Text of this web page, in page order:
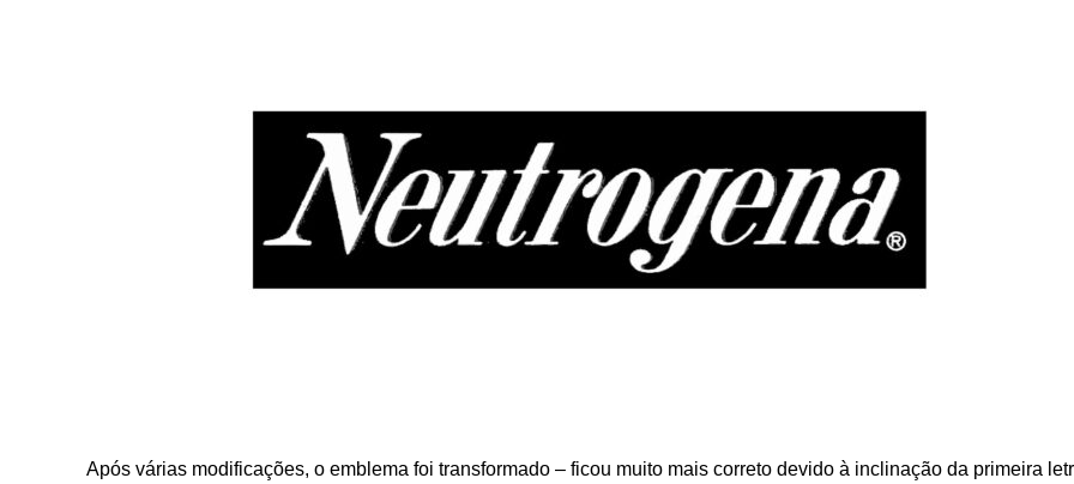
Após várias modificações, o emblema foi transformado – ficou muito mais correto devido à inclinação da primeira